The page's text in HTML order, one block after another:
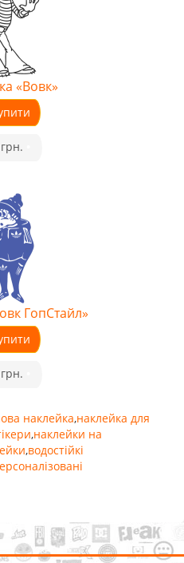
«Вовк»
ГопСтайл»
наклейка,наклейка для
,наклейки на
,водостійкі